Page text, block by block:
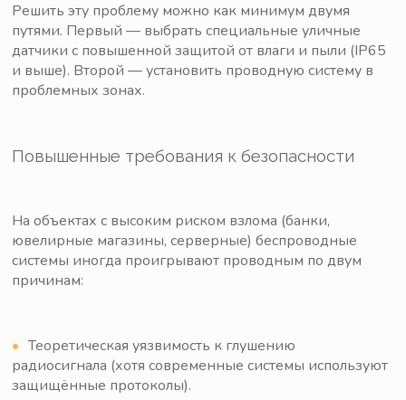
Решить эту проблему можно как минимум двумя
путями. Первый — выбрать специальные уличные
датчики с повышенной защитой от влаги и пыли (IP65
и выше). Второй — установить проводную систему в
проблемных зонах.
Повышенные требования к безопасности
На объектах с высоким риском взлома (банки,
ювелирные магазины, серверные) беспроводные
системы иногда проигрывают проводным по двум
причинам:
Теоретическая уязвимость к глушению
радиосигнала (хотя современные системы используют
защищённые протоколы).